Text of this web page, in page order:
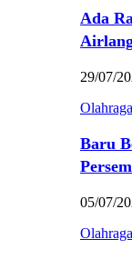
Ada
29/07/
Olahraga
Baru
05/07/
Olahraga